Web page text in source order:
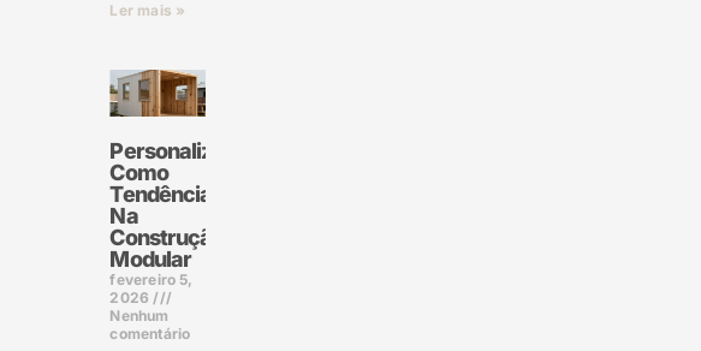
Ler mais »
Personalização
Como
Tendência
Na
Construção
Modular
fevereiro 5,
2026
Nenhum
comentário